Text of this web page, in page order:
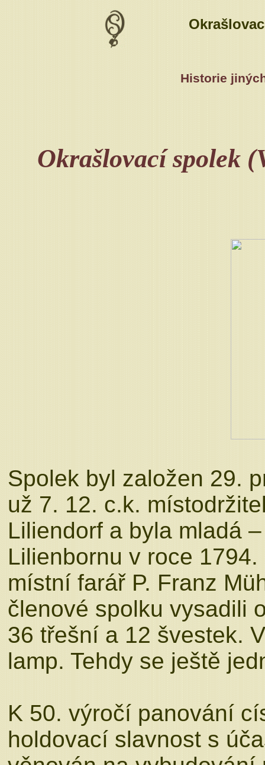
Historie
Okrašlovací spolek
Spolek byl založen 29.
už 7. 12. c.k.
Liliendorf a byla mladá
Lilienbornu v roce
místní farář P. Franz
členové spolku vysadili
36 třešní a 12 švestek.
lamp. Tehdy se ještě
K 50. výročí panování
holdovací slavnost s